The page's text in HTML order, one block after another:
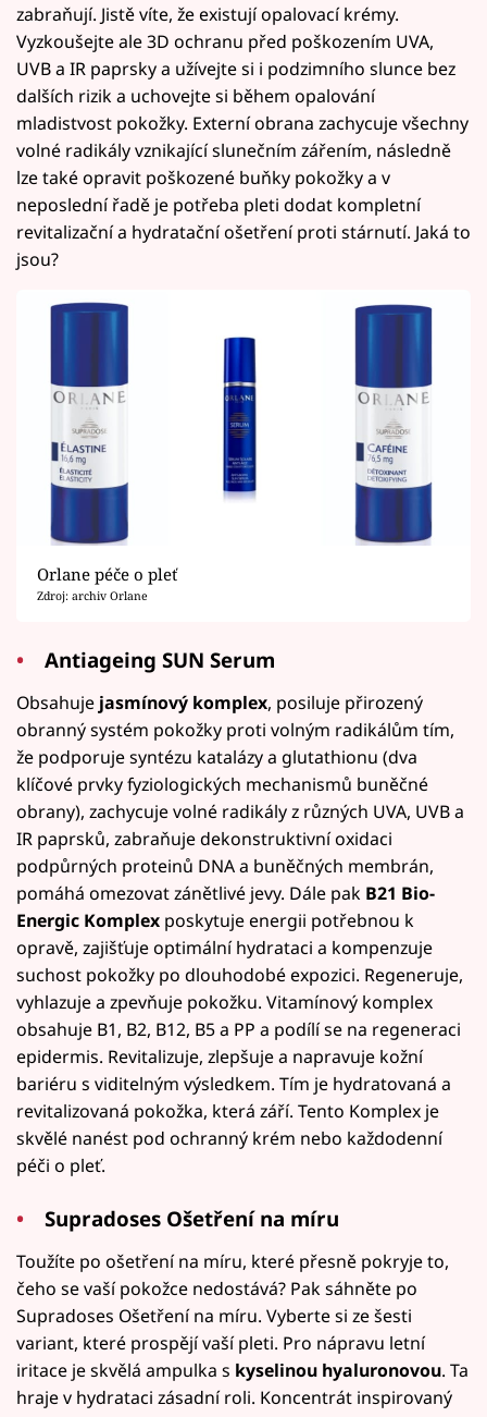
zabraňují. Jistě víte, že existují opalovací krémy.
Vyzkoušejte ale 3D ochranu před poškozením UVA,
UVB a IR paprsky a užívejte si i podzimního slunce bez
dalších rizik a uchovejte si během opalování
mladistvost pokožky. Externí obrana zachycuje všechny
volné radikály vznikající slunečním zářením, následně
lze také opravit poškozené buňky pokožky a v
neposlední řadě je potřeba pleti dodat kompletní
revitalizační a hydratační ošetření proti stárnutí. Jaká to
jsou?
Orlane péče o pleť
Zdroj: archiv Orlane
Antiageing SUN Serum
Obsahuje jasmínový komplex, posiluje přirozený
obranný systém pokožky proti volným radikálům tím,
že podporuje syntézu katalázy a glutathionu (dva
klíčové prvky fyziologických mechanismů buněčné
obrany), zachycuje volné radikály z různých UVA, UVB a
IR paprsků, zabraňuje dekonstruktivní oxidaci
podpůrných proteinů DNA a buněčných membrán,
pomáhá omezovat zánětlivé jevy. Dále pak B21 Bio-
Energic Komplex poskytuje energii potřebnou k
opravě, zajišťuje optimální hydrataci a kompenzuje
suchost pokožky po dlouhodobé expozici. Regeneruje,
vyhlazuje a zpevňuje pokožku. Vitamínový komplex
obsahuje B1, B2, B12, B5 a PP a podílí se na regeneraci
epidermis. Revitalizuje, zlepšuje a napravuje kožní
bariéru s viditelným výsledkem. Tím je hydratovaná a
revitalizovaná pokožka, která září. Tento Komplex je
skvělé nanést pod ochranný krém nebo každodenní
péči o pleť.
Supradoses Ošetření na míru
Toužíte po ošetření na míru, které přesně pokryje to,
čeho se vaší pokožce nedostává? Pak sáhněte po
Supradoses Ošetření na míru. Vyberte si ze šesti
variant, které prospějí vaší pleti. Pro nápravu letní
iritace je skvělá ampulka s kyselinou hyaluronovou. Ta
hraje v hydrataci zásadní roli. Koncentrát inspirovaný